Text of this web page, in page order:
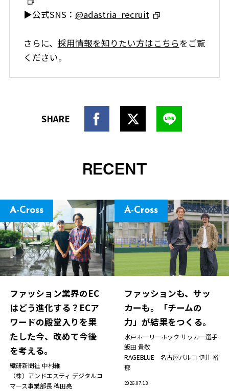
▶公式SNS： @adastria_recruit
さらに、 採用情報を知りたい方はこちらをご覧
ください。
RECENT
ファッション業界のEC
はどう進化する？ECア
ワードの殿堂入りを果
たした今、改めて今後
を考える。
A-Cross
繊研新聞社 中村維
（株）アンドエスティ デジタルコ
マース事業部長稗田亮
ファッションも、サッ
カーも。「チームの
力」が結果をつくる。
A-Cross
水戸ホーリーホック サッカー選手
飯田 貴敬
RAGEBLUE 名古屋パルコ 伊井 裕
郁
2026.07.13